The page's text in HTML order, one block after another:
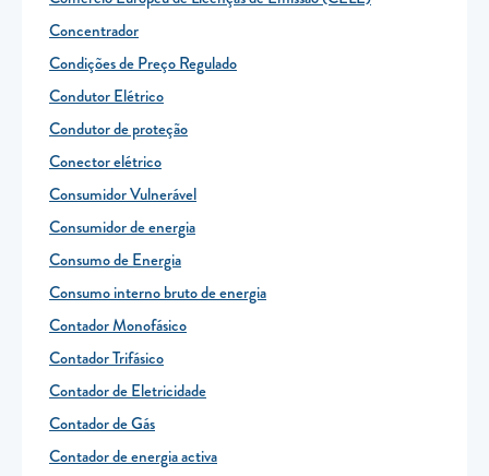
Concentrador
Condições de Preço Regulado
Condutor Elétrico
Condutor de proteção
Conector elétrico
Consumidor Vulnerável
Consumidor de energia
Consumo de Energia
Consumo interno bruto de energia
Contador Monofásico
Contador Trifásico
Contador de Eletricidade
Contador de Gás
Contador de energia activa